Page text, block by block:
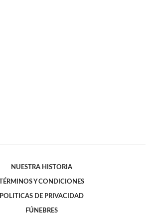
NUESTRA HISTORIA
TÉRMINOS Y CONDICIONES
POLITICAS DE PRIVACIDAD
FÚNEBRES